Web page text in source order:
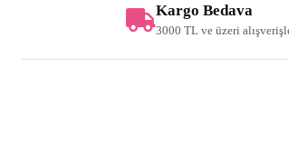
Kargo Bedava
3000 TL ve üzeri